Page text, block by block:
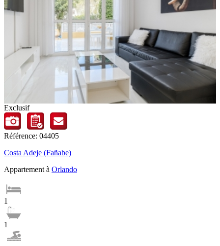
Exclusif
Référence: 04405
Costa Adeje (Fañabe)
Appartement à Orlando
1
1